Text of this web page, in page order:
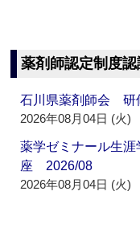
薬剤師認定制度
石川県薬剤師会
2026年08月04日 (火)
薬学ゼミナール生
座 2026/08
2026年08月04日 (火)